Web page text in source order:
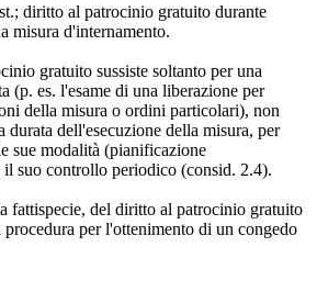
diritto al patrocinio gratuito durante
misura d'internamento.
gratuito sussiste soltanto per una
(p. es. l'esame di una liberazione per
della misura o ordini particolari), non
durata dell'esecuzione della misura, per
sue modalità (pianificazione
il suo controllo periodico (consid. 2.4).
fattispecie, del diritto al patrocinio gratuito
per l'ottenimento di un congedo